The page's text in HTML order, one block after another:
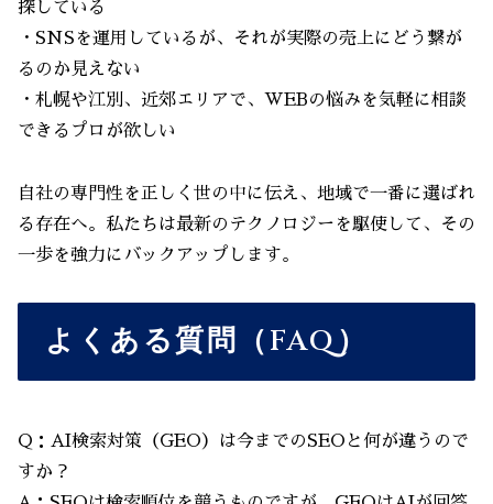
探している
・SNSを運用しているが、それが実際の売上にどう繋が
るのか見えない
・札幌や江別、近郊エリアで、WEBの悩みを気軽に相談
できるプロが欲しい
自社の専門性を正しく世の中に伝え、地域で一番に選ばれ
る存在へ。私たちは最新のテクノロジーを駆使して、その
一歩を強力にバックアップします。
よくある質問（FAQ）
Q：AI検索対策（GEO）は今までのSEOと何が違うので
すか？